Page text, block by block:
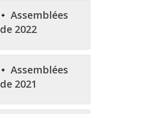
Assemblées
de 2022
Assemblées
de 2021